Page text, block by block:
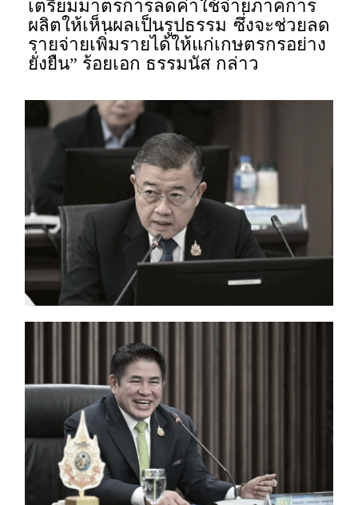
เตรียมมาตรการลดค่าใช้จ่ายภาคการ
ผลิตให้เห็นผลเป็นรูปธรรม ซึ่งจะช่วยลด
รายจ่ายเพิ่มรายได้ให้แก่เกษตรกรอย่าง
ยั่งยืน” ร้อยเอก ธรรมนัส กล่าว